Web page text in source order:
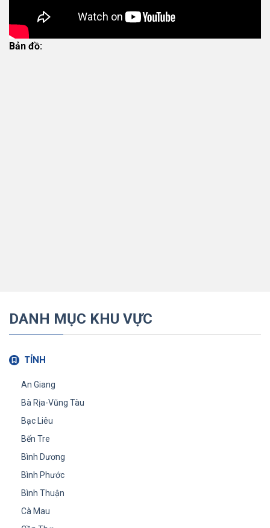
Bản đồ:
DANH MỤC KHU VỰC
TỈNH
An Giang
Bà Rịa-Vũng Tàu
Bạc Liêu
Bến Tre
Bình Dương
Bình Phước
Bình Thuận
Cà Mau